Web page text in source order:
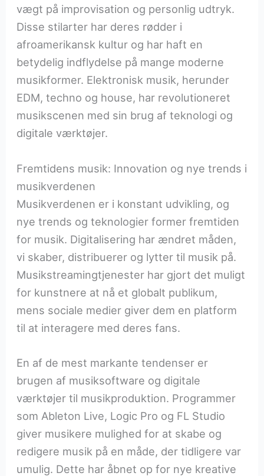
vægt på improvisation og personlig udtryk.
Disse stilarter har deres rødder i
afroamerikansk kultur og har haft en
betydelig indflydelse på mange moderne
musikformer. Elektronisk musik, herunder
EDM, techno og house, har revolutioneret
musikscenen med sin brug af teknologi og
digitale værktøjer.
Fremtidens musik: Innovation og nye trends i
musikverdenen
Musikverdenen er i konstant udvikling, og
nye trends og teknologier former fremtiden
for musik. Digitalisering har ændret måden,
vi skaber, distribuerer og lytter til musik på.
Musikstreamingtjenester har gjort det muligt
for kunstnere at nå et globalt publikum,
mens sociale medier giver dem en platform
til at interagere med deres fans.
En af de mest markante tendenser er
brugen af musiksoftware og digitale
værktøjer til musikproduktion. Programmer
som Ableton Live, Logic Pro og FL Studio
giver musikere mulighed for at skabe og
redigere musik på en måde, der tidligere var
umulig. Dette har åbnet op for nye kreative